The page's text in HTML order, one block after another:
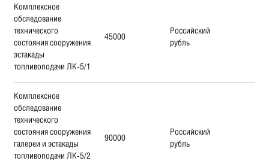
Комплексное
обследование
технического
состояния сооружения
эстакады
топливоподачи ЛК-5/1
45000
Российский
рубль
Комплексное
обследование
технического
состояния сооружения
галереи и эстакады
топливоподачи ЛК-5/2
90000
Российский
рубль